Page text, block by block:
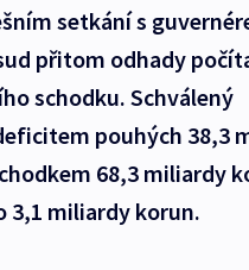
setkání s
přitom odhady
schodku. Schválený
pouhých 38,3
68,3 miliardy
3,1 miliardy korun.